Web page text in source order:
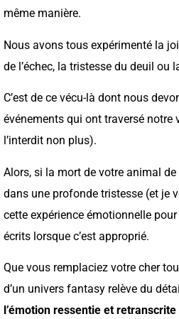
même manière.
Nous avons tous expérimenté la
de l’échec, la tristesse du deuil ou
C’est de ce vécu-là dont nous
événements qui ont traversé notre
l’interdit non plus).
Alors, si la mort de votre animal
dans une profonde tristesse (et je
cette expérience émotionnelle
écrits lorsque c’est approprié.
Que vous remplaciez votre cher
d’un univers fantasy relève du
l’émotion ressentie et